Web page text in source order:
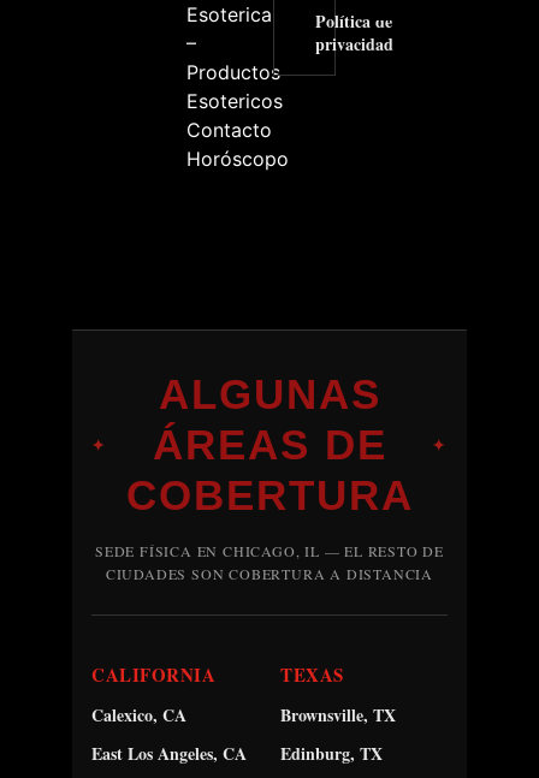
Esoterica
–
Productos
Esotericos
Contacto
Horóscopo
Política de
privacidad
✦
ALGUNAS
ÁREAS DE
COBERTURA
✦
SEDE FÍSICA EN CHICAGO, IL — EL RESTO DE
CIUDADES SON COBERTURA A DISTANCIA
CALIFORNIA
Calexico, CA
East Los Angeles, CA
TEXAS
Brownsville, TX
Edinburg, TX